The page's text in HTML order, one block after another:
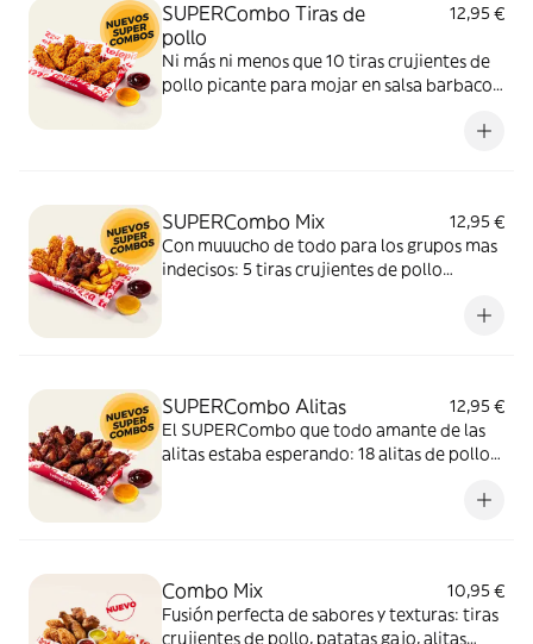
SUPERCombo Tiras de
pollo
12,95 €
Ni más ni menos que 10 tiras crujientes de
pollo picante para mojar en salsa barbacoa
de solomillos de pollo, tiernos y sabrosos,
SUPERCombo Mix
12,95 €
Con muuucho de todo para los grupos mas
indecisos: 5 tiras crujientes de pollo
acompañadas con salsa barbacoa y miel y
SUPERCombo Alitas
12,95 €
El SUPERCombo que todo amante de las
alitas estaba esperando: 18 alitas de pollo
Combo Mix
10,95 €
Fusión perfecta de sabores y texturas: tiras
crujientes de pollo, patatas gajo, alitas